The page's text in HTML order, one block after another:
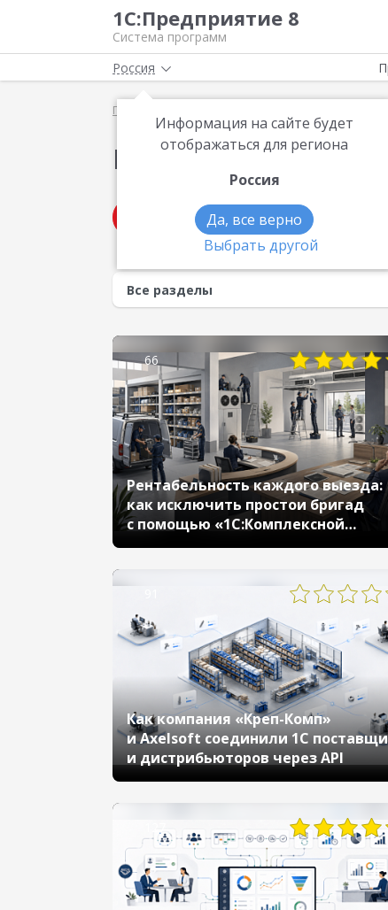
1С:Предприятие 8
Система программ
Россия
Информация на сайте будет
отображаться для региона
Россия
Да, все верно
Выбрать другой
Главная Конкурс
Материалы по теме
Получить консультацию
66
Рентабельность каждого выезда:
как исключить простои бригад
с помощью «1С:Комплексной
автоматизации»
Как компания «Креп-Комп»
и Axelsoft соединили 1С
и дистрибьюторов через API